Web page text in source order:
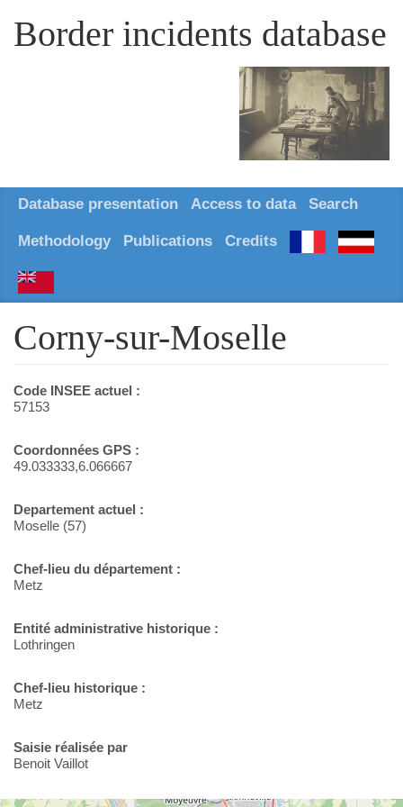
Border incidents database
Database presentation Access to data Search
Methodology Publications Credits
Corny-sur-Moselle
Code INSEE actuel :
57153
Coordonnées GPS :
49.033333,6.066667
Departement actuel :
Moselle (57)
Chef-lieu du département :
Metz
Entité administrative historique :
Lothringen
Chef-lieu historique :
Metz
Saisie réalisée par
Benoit Vaillot